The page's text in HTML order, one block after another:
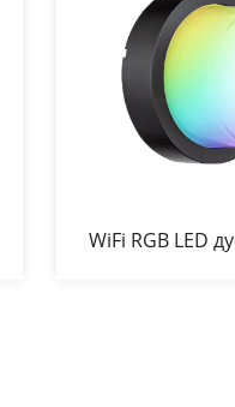
WiFi RGB LED